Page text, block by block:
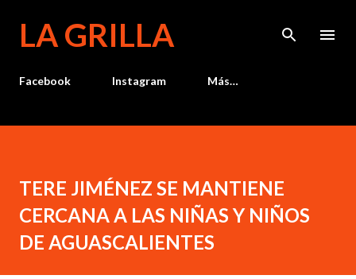
LA GRILLA
Facebook Instagram Más…
TERE JIMÉNEZ SE MANTIENE
CERCANA A LAS NIÑAS Y NIÑOS
DE AGUASCALIENTES